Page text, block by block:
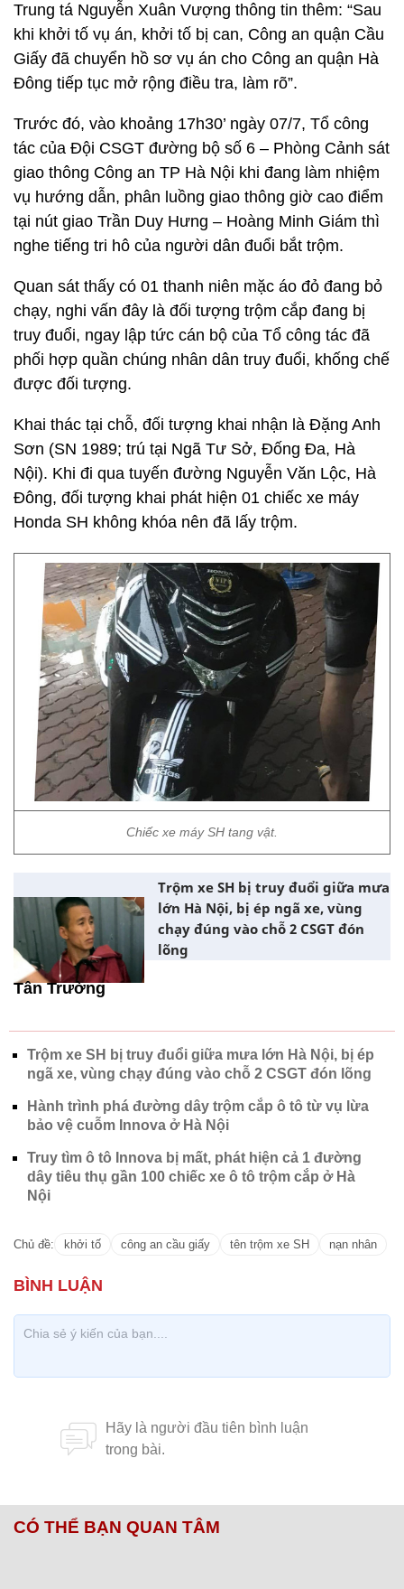
Trung tá Nguyễn Xuân Vượng thông tin thêm: “Sau
khi khởi tố vụ án, khởi tố bị can, Công an quận Cầu
Giấy đã chuyển hồ sơ vụ án cho Công an quận Hà
Đông tiếp tục mở rộng điều tra, làm rõ”.
Trước đó, vào khoảng 17h30’ ngày 07/7, Tổ công
tác của Đội CSGT đường bộ số 6 – Phòng Cảnh sát
giao thông Công an TP Hà Nội khi đang làm nhiệm
vụ hướng dẫn, phân luồng giao thông giờ cao điểm
tại nút giao Trần Duy Hưng – Hoàng Minh Giám thì
nghe tiếng tri hô của người dân đuổi bắt trộm.
Quan sát thấy có 01 thanh niên mặc áo đỏ đang bỏ
chạy, nghi vấn đây là đối tượng trộm cắp đang bị
truy đuổi, ngay lập tức cán bộ của Tổ công tác đã
phối hợp quần chúng nhân dân truy đuổi, khống chế
được đối tượng.
Khai thác tại chỗ, đối tượng khai nhận là Đặng Anh
Sơn (SN 1989; trú tại Ngã Tư Sở, Đống Đa, Hà
Nội). Khi đi qua tuyến đường Nguyễn Văn Lộc, Hà
Đông, đối tượng khai phát hiện 01 chiếc xe máy
Honda SH không khóa nên đã lấy trộm.
Chiếc xe máy SH tang vật.
Trộm xe SH bị truy đuổi giữa mưa
lớn Hà Nội, bị ép ngã xe, vùng
chạy đúng vào chỗ 2 CSGT đón
lõng
Tân Trường
Trộm xe SH bị truy đuổi giữa mưa lớn Hà Nội, bị ép
ngã xe, vùng chạy đúng vào chỗ 2 CSGT đón lõng
Hành trình phá đường dây trộm cắp ô tô từ vụ lừa
bảo vệ cuỗm Innova ở Hà Nội
Truy tìm ô tô Innova bị mất, phát hiện cả 1 đường
dây tiêu thụ gần 100 chiếc xe ô tô trộm cắp ở Hà
Nội
Chủ đề: khởi tố công an cầu giấy tên trộm xe SH nạn nhân
CÓ THỂ BẠN QUAN TÂM